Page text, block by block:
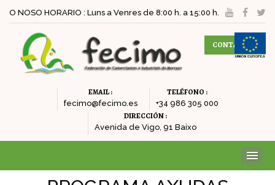
O NOSO HORARIO : Luns a Venres de 8:00 h. a 15:00 h.
CONTACTAR
EMAIL :
fecimo@fecimo.es
TELÉFONO :
+34 986 305 000
DIRECCIÓN :
Avenida de Vigo, 91 Baixo